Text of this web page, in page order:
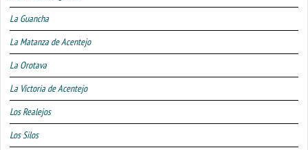
La Guancha
La Matanza de Acentejo
La Orotava
La Victoria de Acentejo
Los Realejos
Los Silos